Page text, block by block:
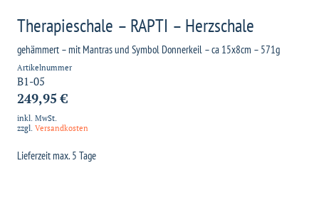
Therapieschale – RAPTI – Herzschale
gehämmert – mit Mantras und Symbol Donnerkeil – ca 15x8cm – 571g
Artikelnummer
B1-05
249,95 €
inkl. MwSt.
zzgl. Versandkosten
Lieferzeit max. 5 Tage